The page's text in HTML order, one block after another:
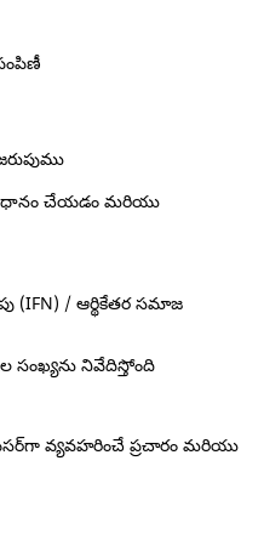
చేయడం మరియు
(IFN) / ఆర్థికేతర సమాజ
సంఖ్యను నివేదిస్తోంది
వ్యవహరించే ప్రచారం మరియు